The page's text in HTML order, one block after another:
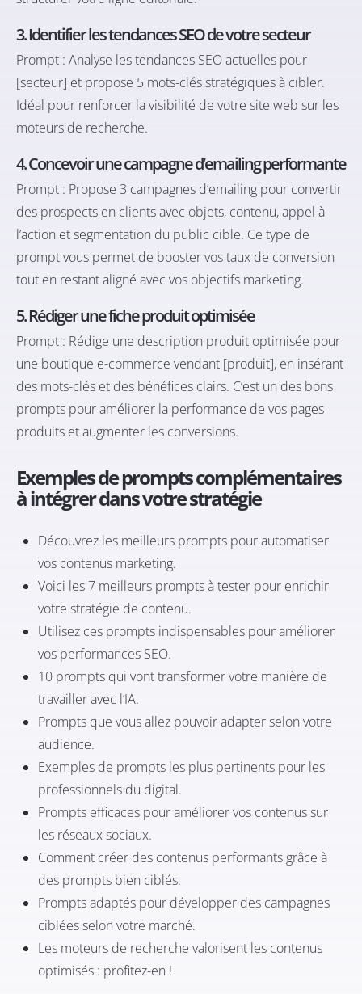
3. Identifier les tendances SEO de votre secteur
Prompt : Analyse les tendances SEO actuelles pour
[secteur] et propose 5 mots-clés stratégiques à cibler.
Idéal pour renforcer la visibilité de votre site web sur les
moteurs de recherche.
4. Concevoir une campagne d’emailing performante
Prompt : Propose 3 campagnes d’emailing pour convertir
des prospects en clients avec objets, contenu, appel à
l’action et segmentation du public cible. Ce type de
prompt vous permet de booster vos taux de conversion
tout en restant aligné avec vos objectifs marketing.
5. Rédiger une fiche produit optimisée
Prompt : Rédige une description produit optimisée pour
une boutique e-commerce vendant [produit], en insérant
des mots-clés et des bénéfices clairs. C’est un des bons
prompts pour améliorer la performance de vos pages
produits et augmenter les conversions.
Exemples de prompts complémentaires
à intégrer dans votre stratégie
Découvrez les meilleurs prompts pour automatiser
vos contenus marketing.
Voici les 7 meilleurs prompts à tester pour enrichir
votre stratégie de contenu.
Utilisez ces prompts indispensables pour améliorer
vos performances SEO.
10 prompts qui vont transformer votre manière de
travailler avec l’IA.
Prompts que vous allez pouvoir adapter selon votre
audience.
Exemples de prompts les plus pertinents pour les
professionnels du digital.
Prompts efficaces pour améliorer vos contenus sur
les réseaux sociaux.
Comment créer des contenus performants grâce à
des prompts bien ciblés.
Prompts adaptés pour développer des campagnes
ciblées selon votre marché.
Les moteurs de recherche valorisent les contenus
optimisés : profitez-en !